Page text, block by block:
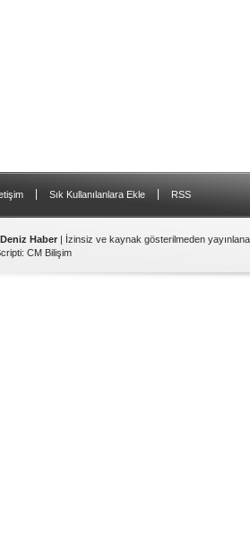
Sık Kullanılanlara Ekle RSS
Deniz Haber | İzinsiz ve kaynak gösterilmeden
: CM Bilişim